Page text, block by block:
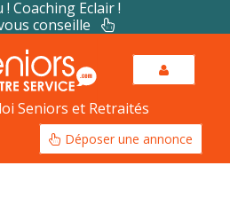
Coaching Eclair !
conseille
Seniors et Retraités
Déposer une annonce